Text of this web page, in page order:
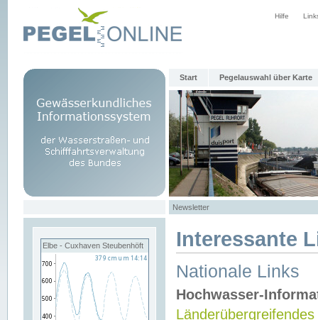
Hilfe
Start Pegelauswahl über Karte
Newsletter
Elbe - Cuxhaven Steubenhöft Interessante
Nationale Links
Hochwasser-